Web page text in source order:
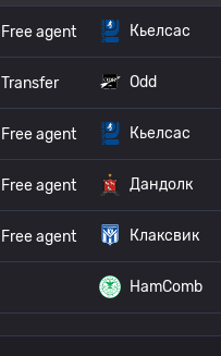
Free agent Кьелсас
Transfer Odd
Free agent Кьелсас
Free agent Дандолк
Free agent Клаксвик
HamComb